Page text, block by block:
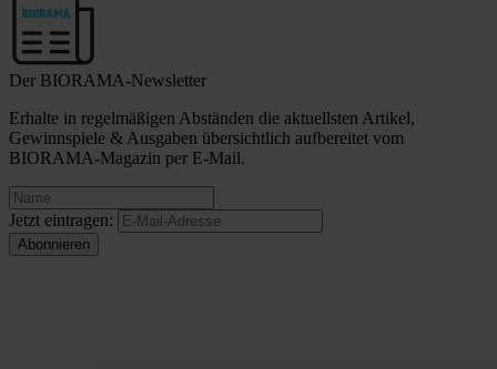
Der BIORAMA-Newsletter
Erhalte in regelmäßigen Abständen die aktuellsten Artikel,
Gewinnspiele & Ausgaben übersichtlich aufbereitet vom
BIORAMA-Magazin per E-Mail.
Jetzt eintragen: